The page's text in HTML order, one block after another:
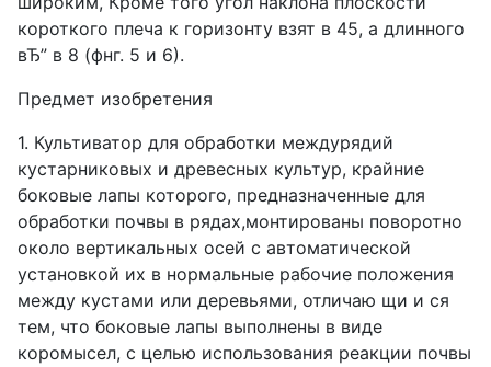
короткого плеча к горизонту взят в 45, а длинного
вЂ” в 8 (фнг. 5 и 6).
Предмет изобретения
1. Культиватор для обработки междурядий
кустарниковых и древесных культур, крайние
боковые лапы которого, предназначенные для
обработки почвы в рядах,монтированы поворотно
около вертикальных осей с автоматической
установкой их в нормальные рабочие положения
между кустами или деревьями, отличаю щи и ся
тем, что боковые лапы выполнены в виде
коромысел, с целью использования реакции почвы